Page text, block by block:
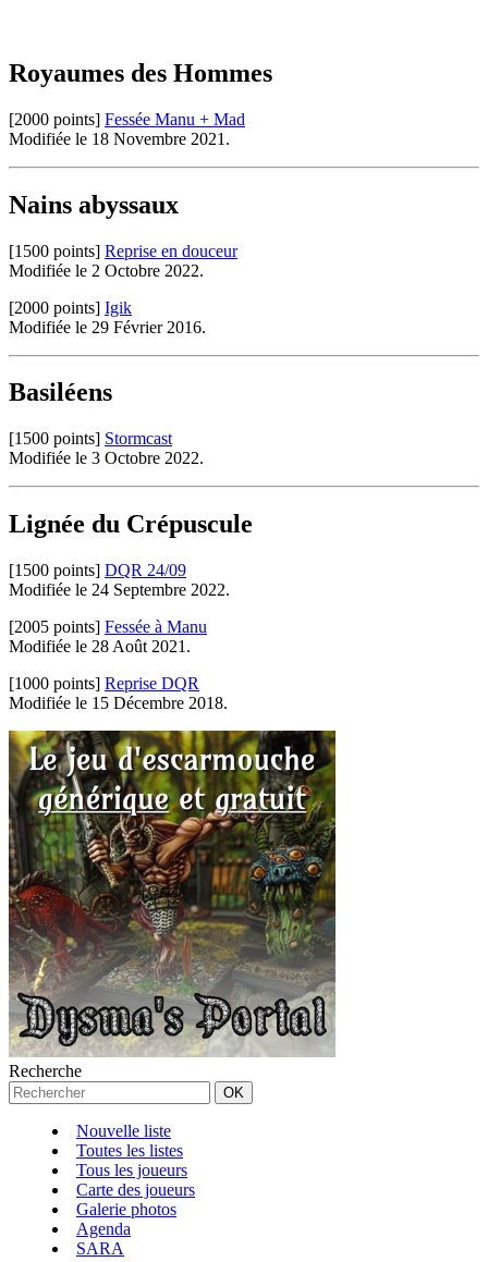
Royaumes des Hommes
[2000 points] Fessée Manu + Mad
Modifiée le 18 Novembre 2021.
Nains abyssaux
[1500 points] Reprise en douceur
Modifiée le 2 Octobre 2022.
[2000 points] Igik
Modifiée le 29 Février 2016.
Basiléens
[1500 points] Stormcast
Modifiée le 3 Octobre 2022.
Lignée du Crépuscule
[1500 points] DQR 24/09
Modifiée le 24 Septembre 2022.
[2005 points] Fessée à Manu
Modifiée le 28 Août 2021.
[1000 points] Reprise DQR
Modifiée le 15 Décembre 2018.
Recherche
Nouvelle liste
Toutes les listes
Tous les joueurs
Carte des joueurs
Galerie photos
Agenda
SARA